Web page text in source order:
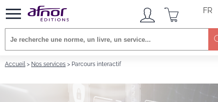
FR
Accueil Nos services Parcours interactif